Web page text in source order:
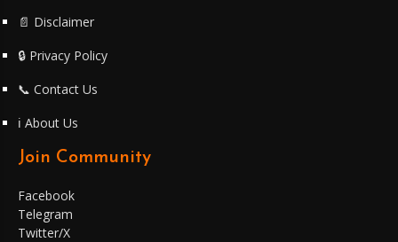
📄 Disclaimer
🔒 Privacy Policy
📞 Contact Us
ℹ️ About Us
Join Community
Facebook
Telegram
Twitter/X